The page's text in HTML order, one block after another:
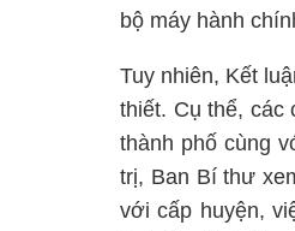
bộ máy hành
Tuy nhiên, Kết
thiết. Cụ thể, các
thành phố cùng
trị, Ban Bí thư
với cấp huyện,